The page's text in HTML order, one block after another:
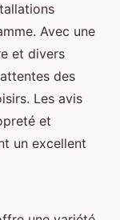
Avec une
et divers
des
Les avis
et
un excellent